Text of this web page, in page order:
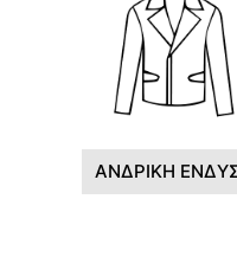
ΑΝΔΡΙΚΗ